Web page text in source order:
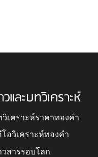
และบทวิเคราะห์
เคราะห์ราคาทองคำ
อวิเคราะห์ทองคำ
สารรอบโลก